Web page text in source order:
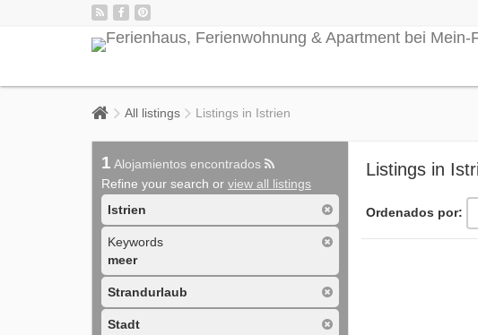
All listings Listings in Istrien
Listings in
Ordenados por:
1 Alojamientos encontrados
Refine your search or view all listings
Istrien
Keywords
meer
Strandurlaub
Stadt